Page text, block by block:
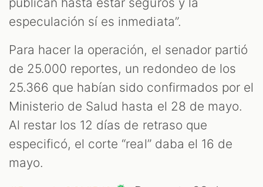
especulación sí es inmediata”.
Para hacer la operación, el senador partió
de 25.000 reportes, un redondeo de los
25.366 que habían sido confirmados por el
Ministerio de Salud hasta el 28 de mayo.
Al restar los 12 días de retraso que
especificó, el corte “real” daba el 16 de
mayo.